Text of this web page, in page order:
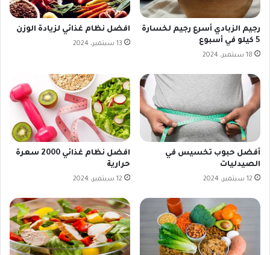
رجيم الزبادي أسرع رجيم لخسارة
5 كيلو في أسبوع
18 سبتمبر، 2024
افضل نظام غذائي لزيادة الوزن
13 سبتمبر، 2024
أفضل حبوب تخسيس في
الصيدليات
12 سبتمبر، 2024
افضل نظام غذائي 2000 سعرة
حرارية
12 سبتمبر، 2024